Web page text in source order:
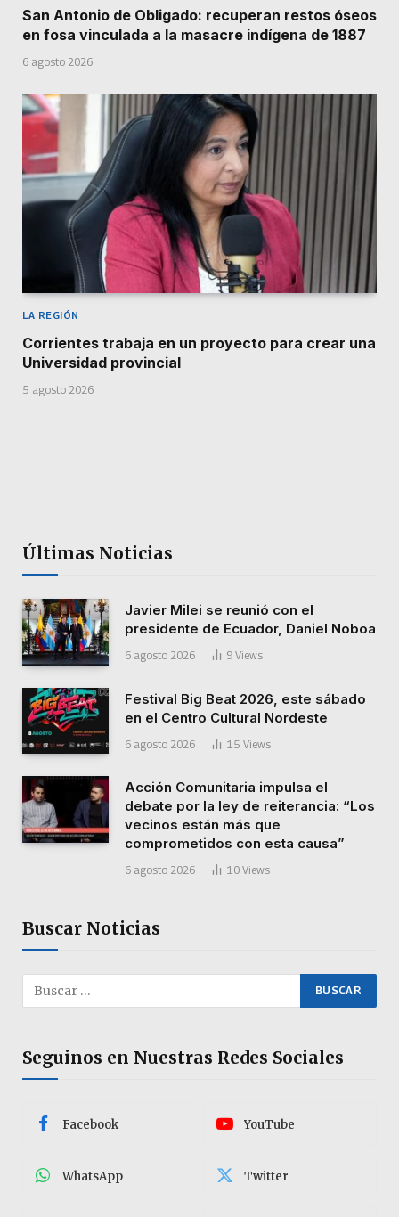
San Antonio de Obligado: recuperan restos óseos
en fosa vinculada a la masacre indígena de 1887
6 agosto 2026
LA REGIÓN
Corrientes trabaja en un proyecto para crear una
Universidad provincial
5 agosto 2026
Últimas Noticias
Javier Milei se reunió con el
presidente de Ecuador, Daniel Noboa
6 agosto 2026 9 Views
Festival Big Beat 2026, este sábado
en el Centro Cultural Nordeste
6 agosto 2026 15 Views
Acción Comunitaria impulsa el
debate por la ley de reiterancia: “Los
vecinos están más que
comprometidos con esta causa”
6 agosto 2026 10 Views
Buscar Noticias
Seguinos en Nuestras Redes Sociales
Facebook YouTube
WhatsApp Twitter